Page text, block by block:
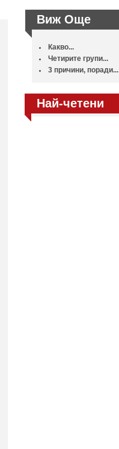
Виж Още
Какво...
Четирите групи...
3 причини, поради...
Най-четени